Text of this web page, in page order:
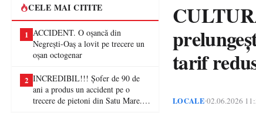
CELE MAI CITITE
1 ACCIDENT. O oșancă din
Negrești-Oaș a lovit pe trecere un
oșan octogenar
2 INCREDIBIL!!! Șofer de 90 de
ani a produs un accident pe o
trecere de pietoni din Satu Mare. O
tarif
LOCALE•02.06.2026